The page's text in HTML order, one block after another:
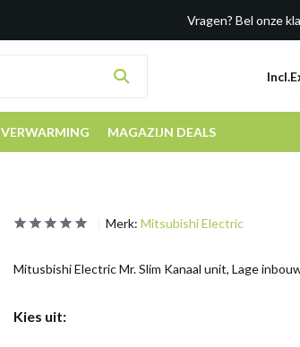
Vragen? Bel onze
Incl.
VERWARMING MAGAZIJN DEALS
Merk: Mitsubishi Electric
Mitusbishi Electric Mr. Slim Kanaal unit, Lage
Kies uit: